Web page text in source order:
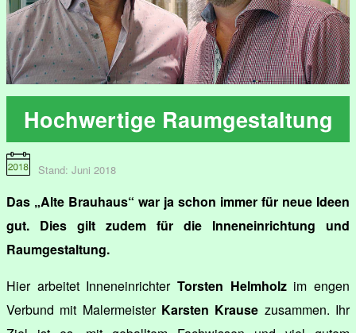
Hochwertige Raumgestaltung
Stand: Juni 2018
Das „Alte Brauhaus“ war ja schon immer für neue Ideen
gut. Dies gilt zudem für die Inneneinrichtung und
Raumgestaltung.
Hier arbeitet Inneneinrichter Torsten Helmholzim engen
Verbund mit Malermeister Karsten Krause zusammen. Ihr